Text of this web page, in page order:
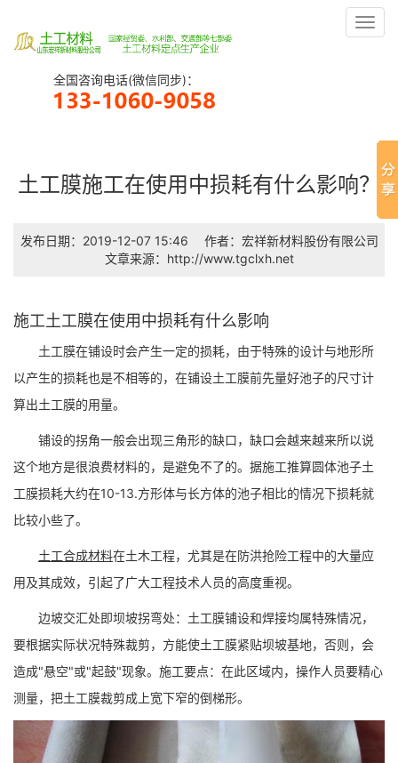
全国咨询电话(微信同步)：
土工膜施工在使用中损耗有什么影响？
发布日期：2019-12-07 15:46
作者：宏祥新材料股份有限公司
文章来源：http://www.tgclxh.net
施工土工膜在使用中损耗有什么影响
土工膜在铺设时会产生一定的损耗，由于特殊的设计与地形所
以产生的损耗也是不相等的，在铺设土工膜前先量好池子的尺寸计
算出土工膜的用量。
铺设的拐角一般会出现三角形的缺口，缺口会越来越来所以说
这个地方是很浪费材料的，是避免不了的。据施工推算圆体池子土
工膜损耗大约在10-13.方形体与长方体的池子相比的情况下损耗就
比较小些了。
土工合成材料在土木工程，尤其是在防洪抢险工程中的大量应
用及其成效，引起了广大工程技术人员的高度重视。
边坡交汇处即坝坡拐弯处：土工膜铺设和焊接均属特殊情况，
要根据实际状况特殊裁剪，方能使土工膜紧贴坝坡基地，否则，会
造成"悬空"或"起鼓"现象。施工要点：在此区域内，操作人员要精心
测量，把土工膜裁剪成上宽下窄的倒梯形。